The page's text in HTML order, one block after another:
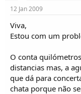
d
o
r
d
e
ó
p
i
c
i
12 Jan 2009
Viva,
Estou com um
O conta
distancias mas, a
que dá para
chata porque não